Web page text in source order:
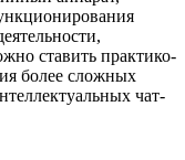
ставить практико-
более сложных
чат-